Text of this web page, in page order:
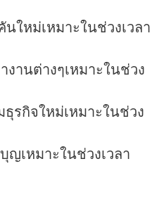
ใหม่เหมาะในช่วงเวลา
านต่างๆเหมาะในช่วง
รกิจใหม่เหมาะในช่วง
ญเหมาะในช่วงเวลา